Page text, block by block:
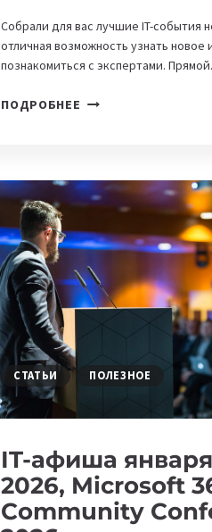
Собрали для вас лучшие IT-события
отличная возможность узнать новое
познакомиться с экспертами.
ПОДРОБНЕЕ IT-
25
ЯНВАРЯ:
VIBED
HACKATHON,
CURSOR
CAFÉ
ЭФИРЫ
СТАТЬИ ПОЛЕЗНОЕ
IT-афиша
2026, Microsoft
Community